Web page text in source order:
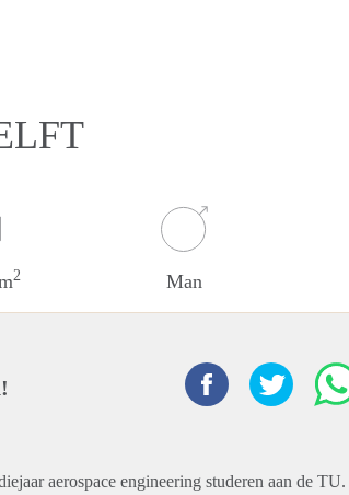
2 Man
aerospace engineering studeren aan de